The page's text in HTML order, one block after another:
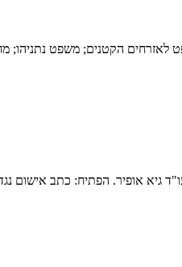
לאזרחים הקטנים; משפט נתניהו;
גיא אופיר. הפתיח: כתב אישום נגד